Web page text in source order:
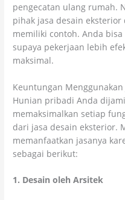
pengecatan ulang rumah.
pihak jasa desain
memiliki contoh. Anda
supaya pekerjaan lebih
maksimal.
Keuntungan Menggunakan
Hunian pribadi Anda
memaksimalkan setiap
dari jasa desain eksterior.
memanfaatkan jasanya
sebagai berikut:
1. Desain oleh Arsitek